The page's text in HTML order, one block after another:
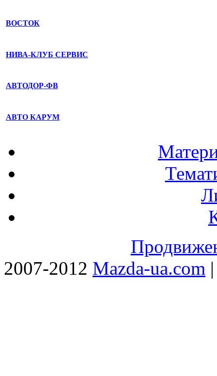
ВОСТОК
НИВА-КЛУБ СЕРВИС
АВТОДОР-ФВ
АВТО КАРУМ
2007-2012 Mazda-ua.com